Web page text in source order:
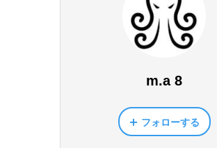
m.a 8
フォローする